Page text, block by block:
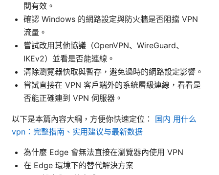
閱有效。
確認 Windows 的網路設定與防火牆是否阻擋 VPN
流量。
嘗試改用其他協議（OpenVPN、WireGuard、
IKEv2）並看是否能連線。
清除瀏覽器快取與暫存，避免過時的網路設定影響。
嘗試直接在 VPN 客戶端外的系統層級連線，看看是
否能正確連到 VPN 伺服器。
以下是本篇內容大綱，方便你快速定位： 国内 用什么
vpn：完整指南、实用建议与最新数据
為什麼 Edge 會無法直接在瀏覽器內使用 VPN
在 Edge 環境下的替代解決方案